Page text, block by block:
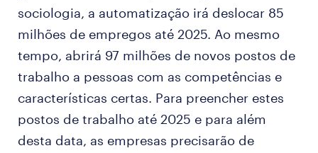
sociologia, a automatização irá deslocar 85
milhões de empregos até 2025. Ao mesmo
tempo, abrirá 97 milhões de novos postos de
trabalho a pessoas com as competências e
características certas. Para preencher estes
postos de trabalho até 2025 e para além
desta data, as empresas precisarão de